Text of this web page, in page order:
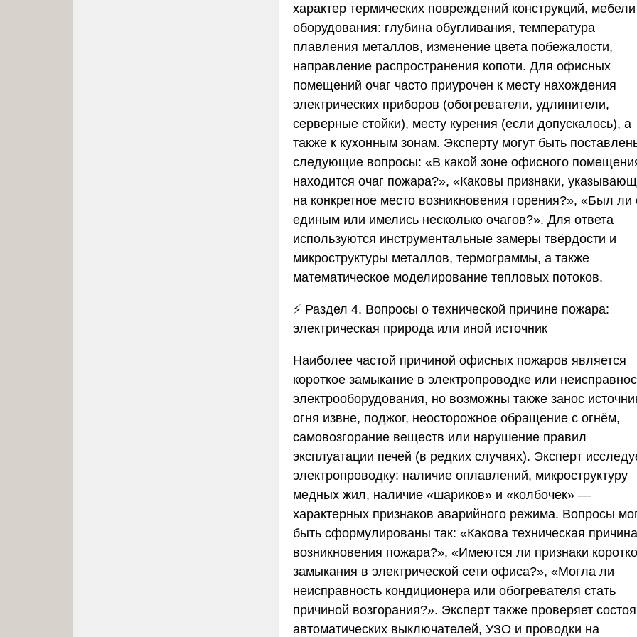
характер термических повреждений конструкций,
оборудования: глубина обугливания, температура
плавления металлов, изменение цвета побежалости,
направление распространения копоти. Для офисных
помещений очаг часто приурочен к месту нахождения
электрических приборов (обогреватели, удлинители,
серверные стойки), месту курения (если допускалось), а
также к кухонным зонам. Эксперту могут быть
следующие вопросы: «В какой зоне офисного
находится очаг пожара?», «Каковы признаки,
на конкретное место возникновения горения?», «Был ли
единым или имелись несколько очагов?». Для ответа
используются инструментальные замеры твёрдости и
микроструктуры металлов, термограммы, а также
математическое моделирование тепловых потоков.
⚡ Раздел 4. Вопросы о технической причине пожара:
электрическая природа или иной источник
Наиболее частой причиной офисных пожаров является
короткое замыкание в электропроводке или
электрооборудования, но возможны также занос
огня извне, поджог, неосторожное обращение с огнём,
самовозгорание веществ или нарушение правил
эксплуатации печей (в редких случаях). Эксперт
электропроводку: наличие оплавлений, микроструктуру
медных жил, наличие «шариков» и «колбочек» —
характерных признаков аварийного режима. Вопросы
быть сформулированы так: «Какова техническая причина
возникновения пожара?», «Имеются ли признаки
замыкания в электрической сети офиса?», «Могла ли
неисправность кондиционера или обогревателя стать
причиной возгорания?». Эксперт также проверяет
автоматических выключателей, УЗО и проводки на